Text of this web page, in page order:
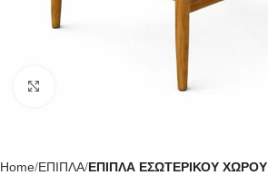
Home ΕΠΙΠΛΑ ΕΠΙΠΛΑ ΕΣΩΤΕΡΙΚΟΥ ΧΩΡΟΥ